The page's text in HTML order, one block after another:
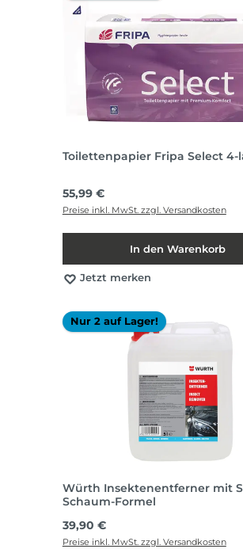
Toilettenpapier Fripa Select 4-
Regulärer Preis:
55,99 €
Preise inkl. MwSt. zzgl. Versandkosten
In den Warenkorb
Jetzt merken
Nur 2 auf Lager!
Würth Insektenentferner mit
Schaum-Formel
Regulärer Preis:
39,90 €
Preise inkl. MwSt. zzgl. Versandkosten